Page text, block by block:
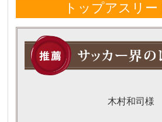
トップアスリー
木村和司様